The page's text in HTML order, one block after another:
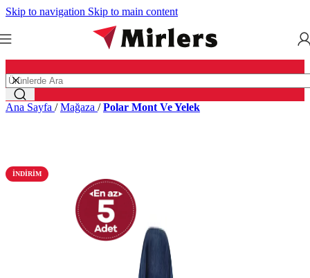
Skip to navigation Skip to main content
Ana Sayfa / Mağaza / Polar Mont Ve Yelek
İNDIRIM